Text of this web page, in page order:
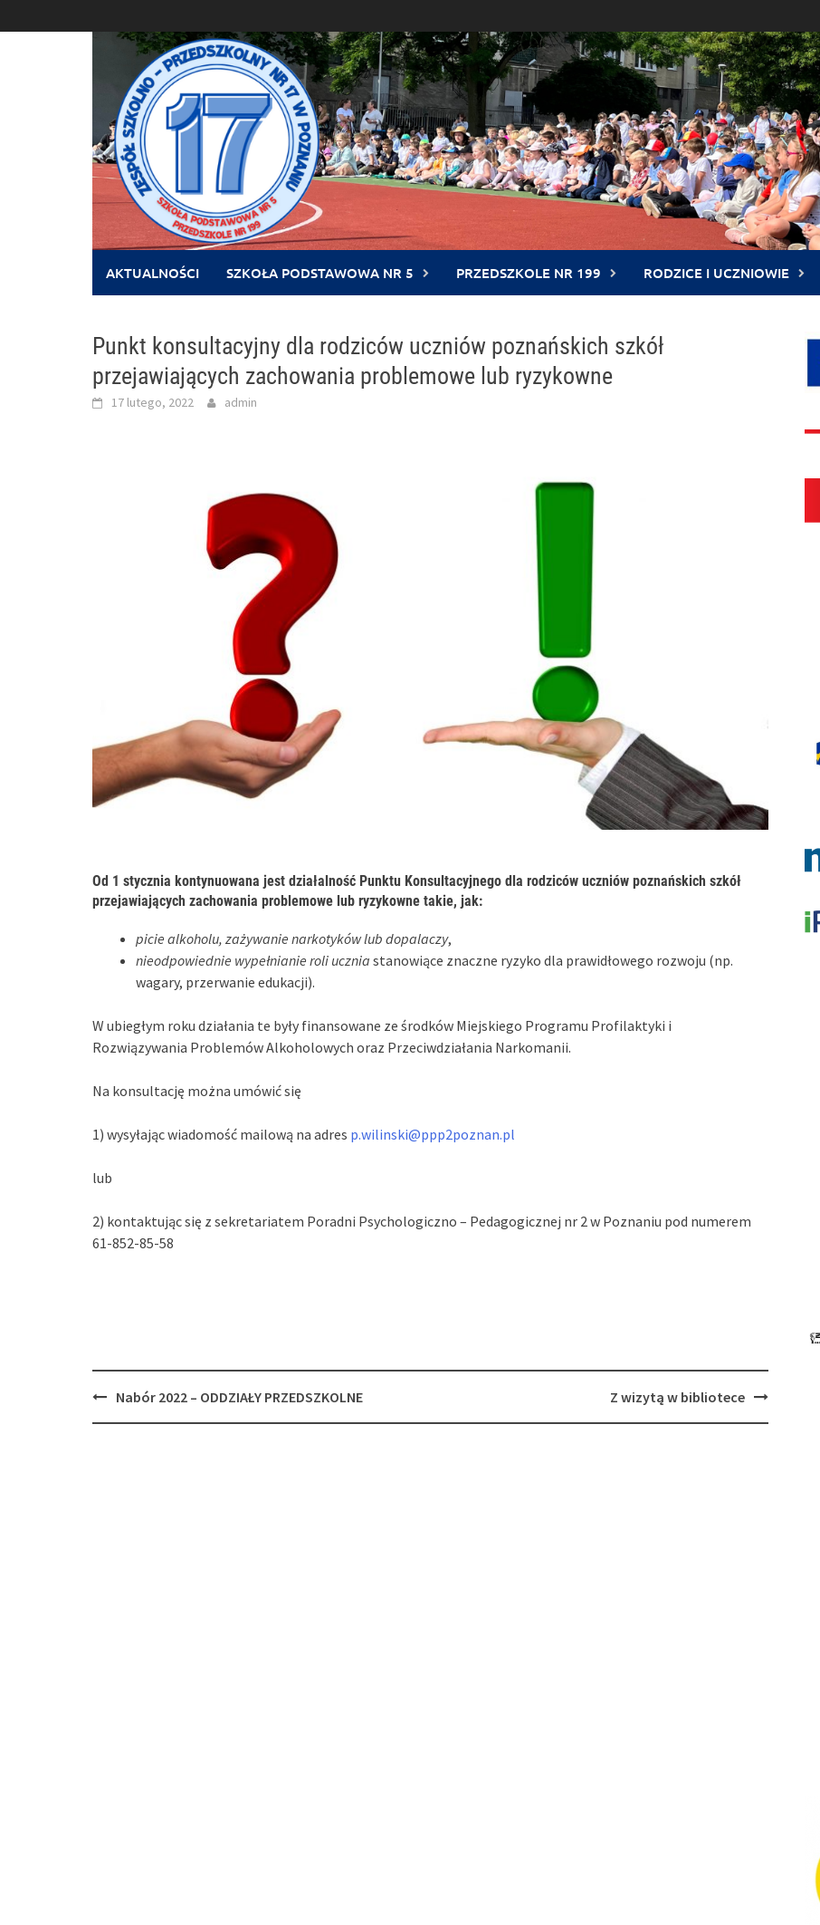
to
AKTUALNOŚCI SZKOŁA PODSTAWOWA NR 5 PRZEDSZKOLE NR 199 RODZICE I UCZNIOWIE
Punkt konsultacyjny dla rodziców uczniów poznańskich szkół
przejawiających zachowania problemowe lub ryzykowne
17 lutego, 2022 admin
Od 1 stycznia kontynuowana jest działalność Punktu Konsultacyjnego dla rodziców uczniów poznańskich szkół
przejawiających zachowania problemowe lub ryzykowne takie, jak:
picie alkoholu, zażywanie narkotyków lub dopalaczy,
nieodpowiednie wypełnianie roli ucznia stanowiące znaczne ryzyko dla prawidłowego rozwoju (np.
wagary, przerwanie edukacji).
W ubiegłym roku działania te były finansowane ze środków Miejskiego Programu Profilaktyki i
Rozwiązywania Problemów Alkoholowych oraz Przeciwdziałania Narkomanii.
Na konsultację można umówić się
1) wysyłając wiadomość mailową na adres p.wilinski@ppp2poznan.pl
lub
2) kontaktując się z sekretariatem Poradni Psychologiczno – Pedagogicznej nr 2 w Poznaniu pod numerem
61-852-85-58
PostNabór 2022 – ODDZIAŁY PRZEDSZKOLNE Z wizytą w bibliotece